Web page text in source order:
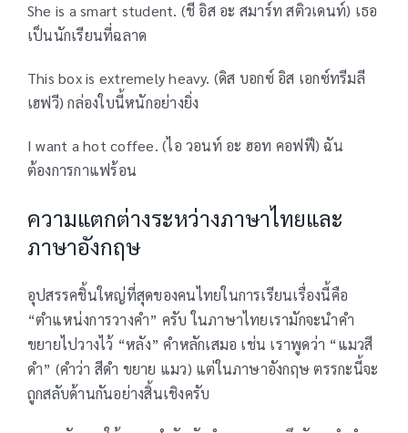
She is a smart student. (ชี อิส อะ สมาร์ท สติวเดนท์) เธอ
เป็นนักเรียนที่ฉลาด
This box is extremely heavy. (ดิส บอกซ์ อิส เอกซ์ทรีมลี
เฮฟวี) กล่องใบนี้หนักอย่างยิ่ง
I want a hot coffee. (ไอ วอนท์ อะ ฮอท คอฟฟี) ฉัน
ต้องการกาแฟร้อน
ความแตกต่างระหว่างภาษาไทยและ
ภาษาอังกฤษ
อุปสรรคชิ้นใหญ่ที่สุดของคนไทยในการเรียนเรื่องนี้คือ
“ตำแหน่งการวางคำ” ครับ ในภาษาไทยเรามักจะนำคำ
ขยายไปวางไว้ “หลัง” คำหลักเสมอ เช่น เราพูดว่า “แมวสี
ดำ” (คำว่า สีดำ ขยาย แมว) แต่ในภาษาอังกฤษ ตรรกะนี้จะ
ถูกสลับด้านกันอย่างสิ้นเชิงครับ